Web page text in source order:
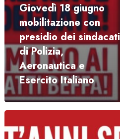
Giovedì 18 giugno
mobilitazione con
presidio dei sindacati
di Polizia,
Aeronautica e
Esercito Italiano
“Vent’anni
senza